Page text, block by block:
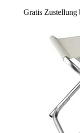
Gratis Zustellung